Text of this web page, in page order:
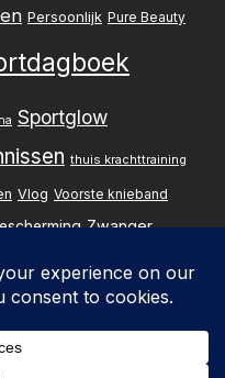
Persoonlijk Pure Beauty
Sportglow
thuis krachttraining
Vlog Voorste knieband
Zwanger